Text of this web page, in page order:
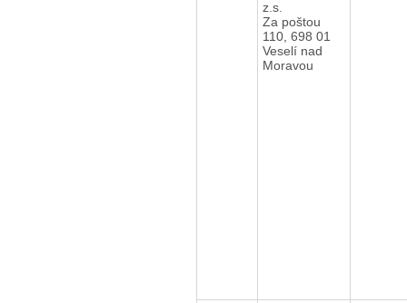
z.s.
Za poštou
110, 698 01
Veselí nad
Moravou